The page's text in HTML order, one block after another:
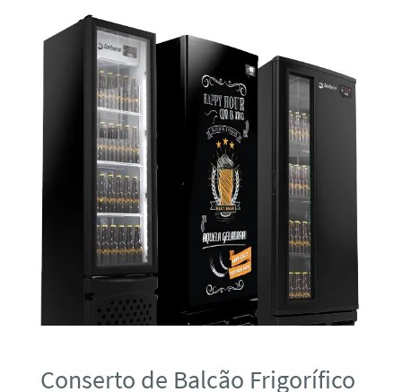
Conserto de Balcão Frigorífico